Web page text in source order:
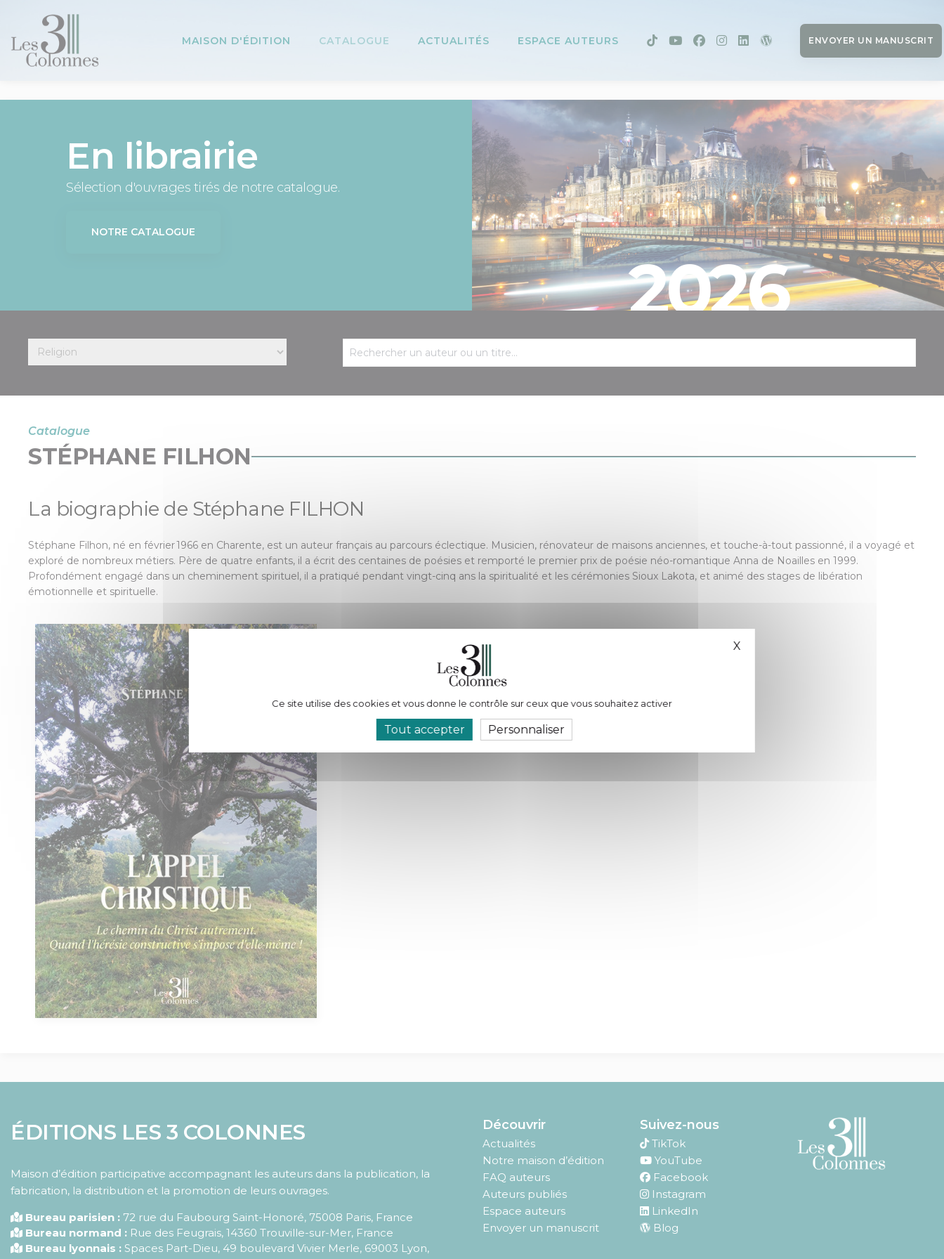
MAISON D'ÉDITION CATALOGUE ACTUALITÉS ESPACE AUTEURS ENVOYER UN MANUSCRIT
En librairie
Sélection d'ouvrages tirés de notre catalogue.
NOTRE CATALOGUE
2026
Catalogue
STÉPHANE FILHON
La biographie de Stéphane FILHON
Stéphane Filhon, né en février 1966 en Charente, est un auteur français au parcours éclectique. Musicien, rénovateur de maisons anciennes, et touche-à-tout passionné, il a voyagé et
exploré de nombreux métiers. Père de quatre enfants, il a écrit des centaines de poésies et remporté le premier prix de poésie néo-romantique Anna de Noailles en 1999.
Profondément engagé dans un cheminement spirituel, il a pratiqué pendant vingt-cinq ans la spiritualité et les cérémonies Sioux Lakota, et animé des stages de libération
émotionnelle et spirituelle.
ÉDITIONS LES 3 COLONNES
Maison d’édition participative accompagnant les auteurs dans la publication, la
fabrication, la distribution et la promotion de leurs ouvrages.
Bureau parisien : 72 rue du Faubourg Saint-Honoré, 75008 Paris, France
Bureau normand : Rue des Feugrais, 14360 Trouville-sur-Mer, France
Bureau lyonnais : Spaces Part-Dieu, 49 boulevard Vivier Merle, 69003 Lyon,
Découvrir
Actualités
Notre maison d’édition
FAQ auteurs
Auteurs publiés
Espace auteurs
Envoyer un manuscrit
Suivez-nous
TikTok
YouTube
Facebook
Instagram
LinkedIn
Blog
Ce site utilise des cookies et vous donne le contrôle sur ceux que vous souhaitez activer
Tout accepter Personnaliser
X